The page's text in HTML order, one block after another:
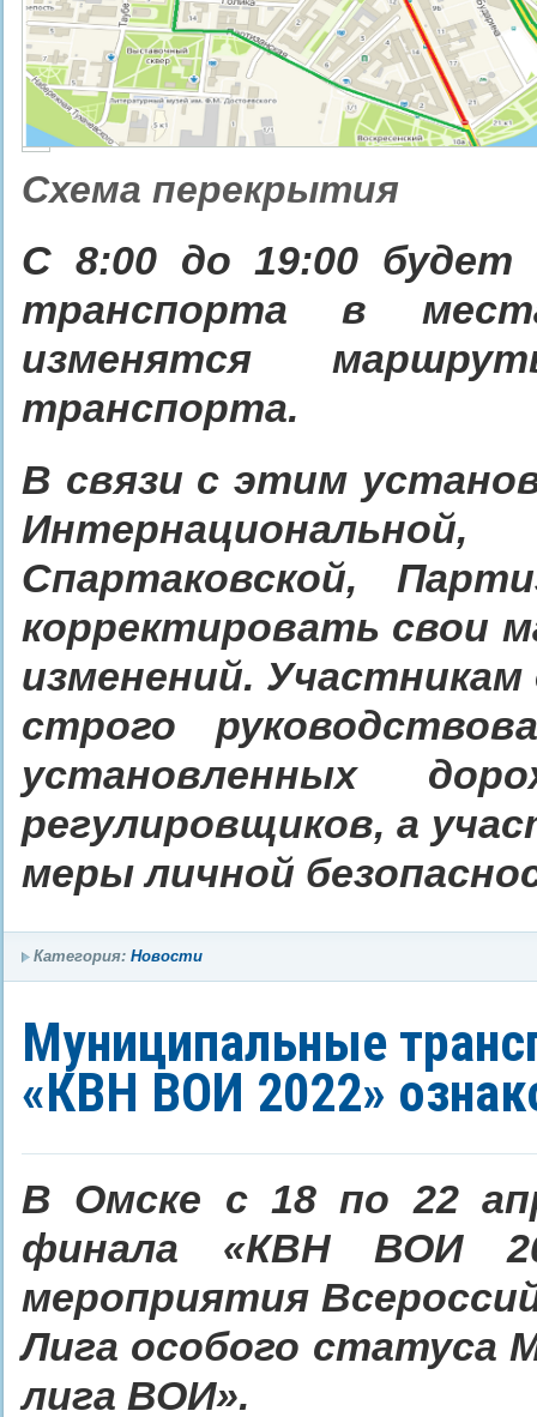
©
Схема перекрытия
С 8:00 до 19:00 будет
транспорта в
изменятся
транспорта.
В связи с этим
Спартаковской,
корректировать свои
изменений.
строго
установленных
регулировщиков, а
меры личной
Категория: Новости
Муниципальные
«КВН ВОИ 2022»
В Омске с 18 по 22
финала «КВН ВОИ
мероприятия
Лига особого статуса
лига ВОИ».